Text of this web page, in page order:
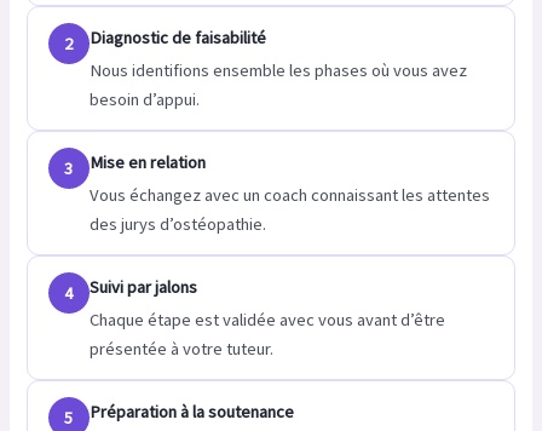
2
Diagnostic de faisabilité
Nous identifions ensemble les phases où vous avez
besoin d’appui.
3
Mise en relation
Vous échangez avec un coach connaissant les attentes
des jurys d’ostéopathie.
4
Suivi par jalons
Chaque étape est validée avec vous avant d’être
présentée à votre tuteur.
5
Préparation à la soutenance